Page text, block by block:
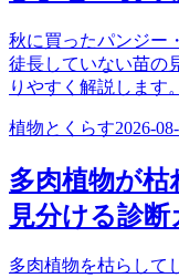
秋に買ったパンジー
徒長していない苗の
りやすく解説します。
植物とくらす2026-
多肉植物が枯
見分ける診断
多肉植物を枯らして